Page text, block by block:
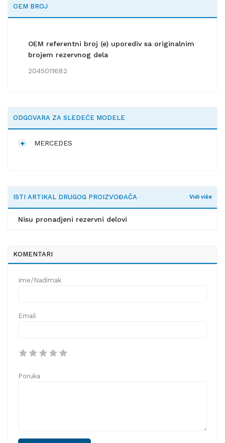
OEM BROJ
OEM referentni broj (e) uporediv sa originalnim
brojem rezervnog dela
2045011682
ODGOVARA ZA SLEDEĆE MODELE
MERCEDES
ISTI ARTIKAL DRUGOG PROIZVOĐAČA Vidi više
Nisu pronadjeni rezervni delovi
KOMENTARI
Ime/Nadimak
Email
Poruka